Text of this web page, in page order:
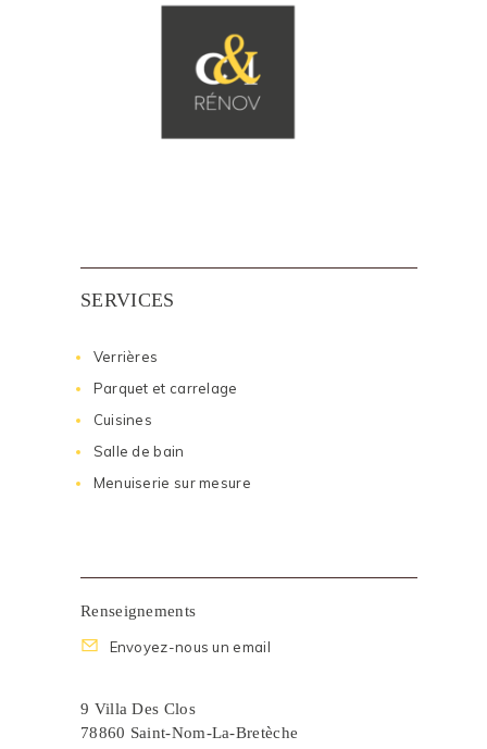
SERVICES
Verrières
Parquet et carrelage
Cuisines
Salle de bain
Menuiserie sur mesure
Renseignements
Envoyez-nous un email
9 Villa Des Clos
78860 Saint-Nom-La-Bretèche